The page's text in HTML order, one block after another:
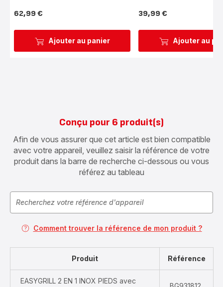
Ajouter au panier
Prix
62,99 €
Ajouter au
Prix
39,99 €
Conçu pour 6 produit(s)
Afin de vous assurer que cet article est bien compatible
avec votre appareil, veuillez saisir la référence de votre
produit dans la barre de recherche ci-dessous ou vous
référez au tableau
Comment trouver la référence de mon produit ?
Produit Référence
EASYGRILL 2 EN 1 INOX PIEDS avec